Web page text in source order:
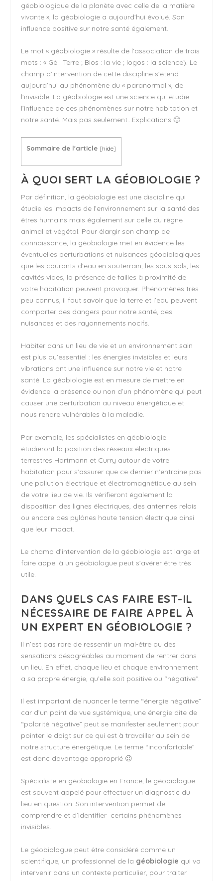
géobiologique de la planète avec celle de la matière
vivante », la géobiologie a aujourd’hui évolué. Son
influence positive sur notre santé également.
Le mot « géobiologie » résulte de l’association de trois
mots : « Gé : Terre ; Bios : la vie ; logos : la science). Le
champ d’intervention de cette discipline s’étend
aujourd’hui au phénomène du « paranormal », de
l’invisible. La géobiologie est une science qui étudie
l’influence de ces phénomènes sur notre habitation et
notre santé. Mais pas seulement…Explications 🙂
Sommaire de l'article [hide]
À QUOI SERT LA GÉOBIOLOGIE ?
Par définition, la géobiologie est une discipline qui
étudie les impacts de l’environnement sur la santé des
êtres humains mais également sur celle du règne
animal et végétal. Pour élargir son champ de
connaissance, la géobiologie met en évidence les
éventuelles perturbations et nuisances géobiologiques
que les courants d’eau en souterrain, les sous-sols, les
cavités vides, la présence de failles à proximité de
votre habitation peuvent provoquer. Phénomènes très
peu connus, il faut savoir que la terre et l’eau peuvent
comporter des dangers pour notre santé, des
nuisances et des rayonnements nocifs.
Habiter dans un lieu de vie et un environnement sain
est plus qu’essentiel : les énergies invisibles et leurs
vibrations ont une influence sur notre vie et notre
santé. La géobiologie est en mesure de mettre en
évidence la présence ou non d’un phénomène qui peut
causer une perturbation au niveau énergétique et
nous rendre vulnérables à la maladie.
Par exemple, les spécialistes en géobiologie
étudieront la position des réseaux électriques
terrestres Hartmann et Curry autour de votre
habitation pour s’assurer que ce dernier n’entraîne pas
une pollution électrique et électromagnétique au sein
de votre lieu de vie. Ils vérifieront également la
disposition des lignes électriques, des antennes relais
ou encore des pylônes haute tension électrique ainsi
que leur impact.
Le champ d’intervention de la géobiologie est large et
faire appel à un géobiologue peut s’avérer être très
utile.
DANS QUELS CAS FAIRE EST-IL
NÉCESSAIRE DE FAIRE APPEL À
UN EXPERT EN GÉOBIOLOGIE ?
Il n’est pas rare de ressentir un mal-être ou des
sensations désagréables au moment de rentrer dans
un lieu. En effet, chaque lieu et chaque environnement
a sa propre énergie, qu’elle soit positive ou “négative”.
Il est important de nuancer le terme “énergie négative”
car d’un point de vue systémique, une énergie dite de
“polarité négative” peut se manifester seulement pour
pointer le doigt sur ce qui est à travailler au sein de
notre structure énergétique. Le terme “inconfortable”
est donc davantage approprié 😉
Spécialiste en géobiologie en France, le géobiologue
est souvent appelé pour effectuer un diagnostic du
lieu en question. Son intervention permet de
comprendre et d’identifier certains phénomènes
invisibles.
Le géobiologue peut être considéré comme un
scientifique, un professionnel de la géobiologie qui va
intervenir dans un contexte particulier, pour traiter